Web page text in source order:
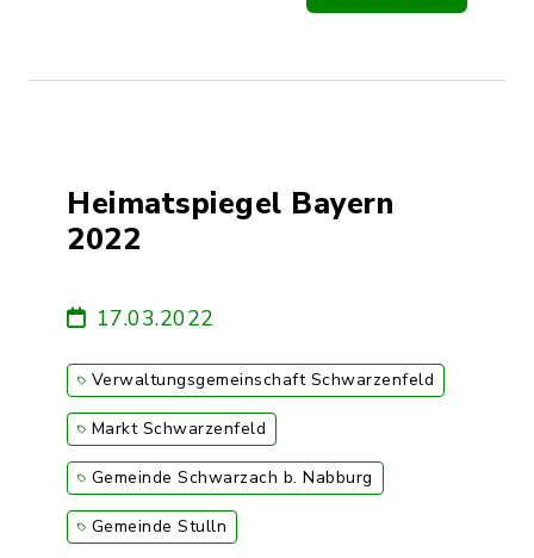
Heimatspiegel Bayern
2022
17.03.2022
Verwaltungsgemeinschaft Schwarzenfeld
Markt Schwarzenfeld
Gemeinde Schwarzach b. Nabburg
Gemeinde Stulln